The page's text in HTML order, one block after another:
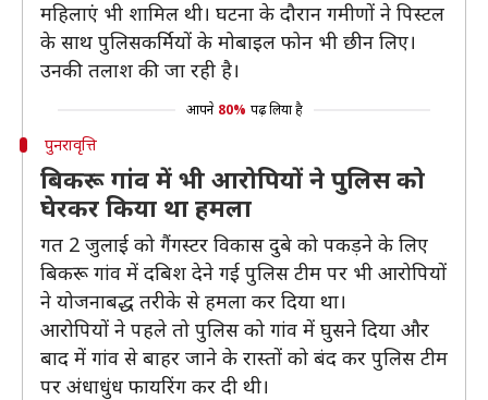
महिलाएं भी शामिल थी। घटना के दौरान गमीणों ने पिस्टल
के साथ पुलिसकर्मियों के मोबाइल फोन भी छीन लिए।
उनकी तलाश की जा रही है।
आपने 80% पढ़ लिया है
पुनरावृत्ति
बिकरू गांव में भी आरोपियों ने पुलिस को
घेरकर किया था हमला
गत 2 जुलाई को गैंगस्टर विकास दुबे को पकड़ने के लिए
बिकरू गांव में दबिश देने गई पुलिस टीम पर भी आरोपियों
ने योजनाबद्ध तरीके से हमला कर दिया था।
आरोपियों ने पहले तो पुलिस को गांव में घुसने दिया और
बाद में गांव से बाहर जाने के रास्तों को बंद कर पुलिस टीम
पर अंधाधुंध फायरिंग कर दी थी।